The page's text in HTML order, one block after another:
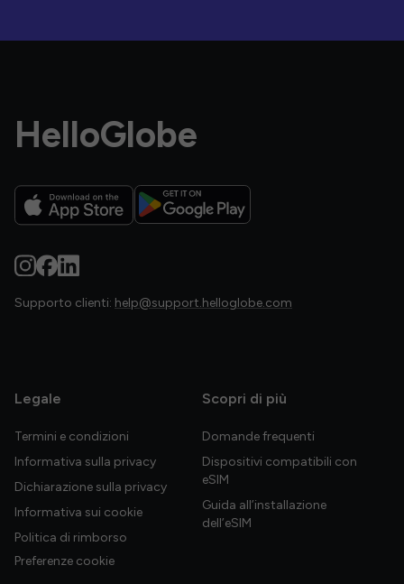
HelloGlobe
Supporto clienti: help@support.helloglobe.com
Legale
Termini e condizioni
Informativa sulla privacy
Dichiarazione sulla privacy
Informativa sui cookie
Politica di rimborso
Preferenze cookie
Scopri di più
Domande frequenti
Dispositivi compatibili con
eSIM
Guida all’installazione
dell’eSIM